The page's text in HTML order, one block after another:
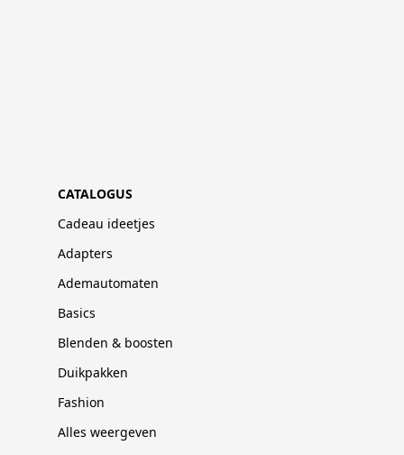
CATALOGUS
Cadeau ideetjes
Adapters
Ademautomaten
Basics
Blenden & boosten
Duikpakken
Fashion
Alles weergeven